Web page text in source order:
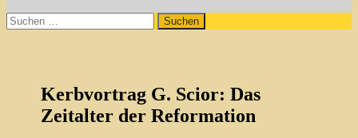
Suchen
nach:
Kerbvortrag G. Scior: Das
Zeitalter der Reformation